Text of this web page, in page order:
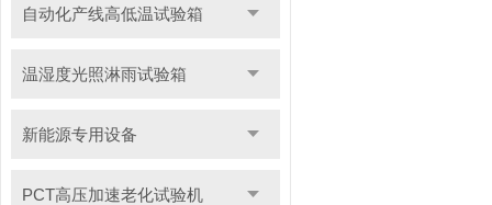
自动化产线高低温试验箱
温湿度光照淋雨试验箱
新能源专用设备
PCT高压加速老化试验机